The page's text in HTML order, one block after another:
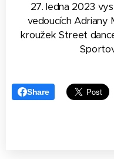
27. ledna 2023
vedoucích Adriany
kroužek Street
Share